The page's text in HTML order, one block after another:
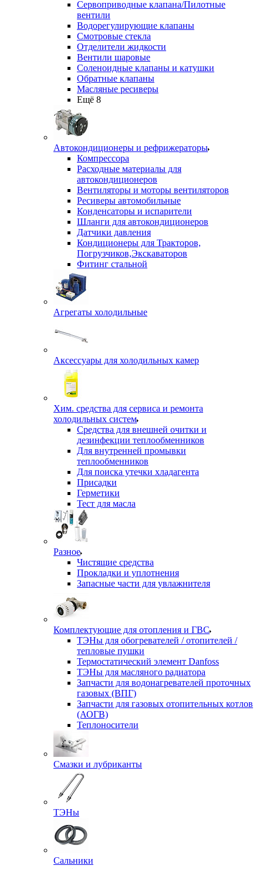
Сервоприводные клапана/Пилотные
вентили
Водорегулирующие клапаны
Смотровые стекла
Отделители жидкости
Вентили шаровые
Соленоидные клапаны и катушки
Обратные клапаны
Масляные ресиверы
Ещё 8
Автокондиционеры и рефрижераторы
Компрессора
Расходные материалы для
автокондиционеров
Вентиляторы и моторы вентиляторов
Ресиверы автомобильные
Конденсаторы и испарители
Шланги для автокондиционеров
Датчики давления
Кондиционеры для Тракторов,
Погрузчиков,Экскаваторов
Фитинг стальной
Агрегаты холодильные
Аксессуары для холодильных камер
Хим. средства для сервиса и ремонта
холодильных систем
Средства для внешней очитки и
дезинфекции теплообменников
Для внутренней промывки
теплообменников
Для поиска утечки хладагента
Присадки
Герметики
Тест для масла
Разное
Чистящие средства
Прокладки и уплотнения
Запасные части для увлажнителя
Комплектующие для отопления и ГВС
ТЭНы для обогревателей / отопителей /
тепловые пушки
Термостатический элемент Danfoss
ТЭНы для масляного радиатора
Запчасти для водонагревателей проточных
газовых (ВПГ)
Запчасти для газовых отопительных котлов
(АОГВ)
Теплоносители
Смазки и лубриканты
ТЭНы
Сальники